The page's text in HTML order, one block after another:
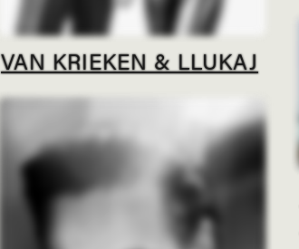
VAN KRIEKEN & LLUKAJ